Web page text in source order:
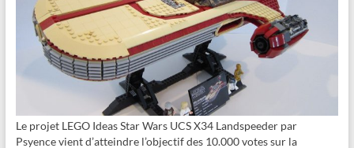
Le projet LEGO Ideas Star Wars UCS X34 Landspeeder par
Psyence vient d’atteindre l’objectif des 10.000 votes sur la